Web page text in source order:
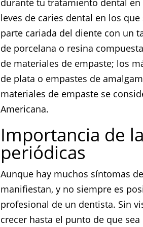
durante tu tratamiento dental en
leves de caries dental en los
parte cariada del diente con un
de porcelana o resina
de materiales de empaste; los
de plata o empastes de
materiales de empaste se
Americana.
Importancia de
periódicas
Aunque hay muchos síntomas
manifiestan, y no siempre es
profesional de un dentista. Sin
crecer hasta el punto de que